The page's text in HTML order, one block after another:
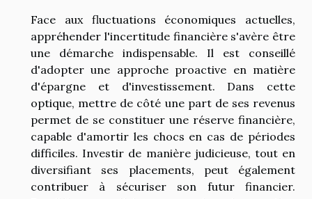
Face aux fluctuations économiques actuelles,
appréhender l'incertitude financière s'avère être
une démarche indispensable. Il est conseillé
d'adopter une approche proactive en matière
d'épargne et d'investissement. Dans cette
optique, mettre de côté une part de ses revenus
permet de se constituer une réserve financière,
capable d'amortir les chocs en cas de périodes
difficiles. Investir de manière judicieuse, tout en
diversifiant ses placements, peut également
contribuer à sécuriser son futur financier.